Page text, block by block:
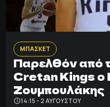
ΜΠΑΣΚΕΤ
Παρελθόν από
Cretan Kings ο
Ζουμπουλάκης
14:15 - 2 ΑΥΓΟΎΣΤΟΥ